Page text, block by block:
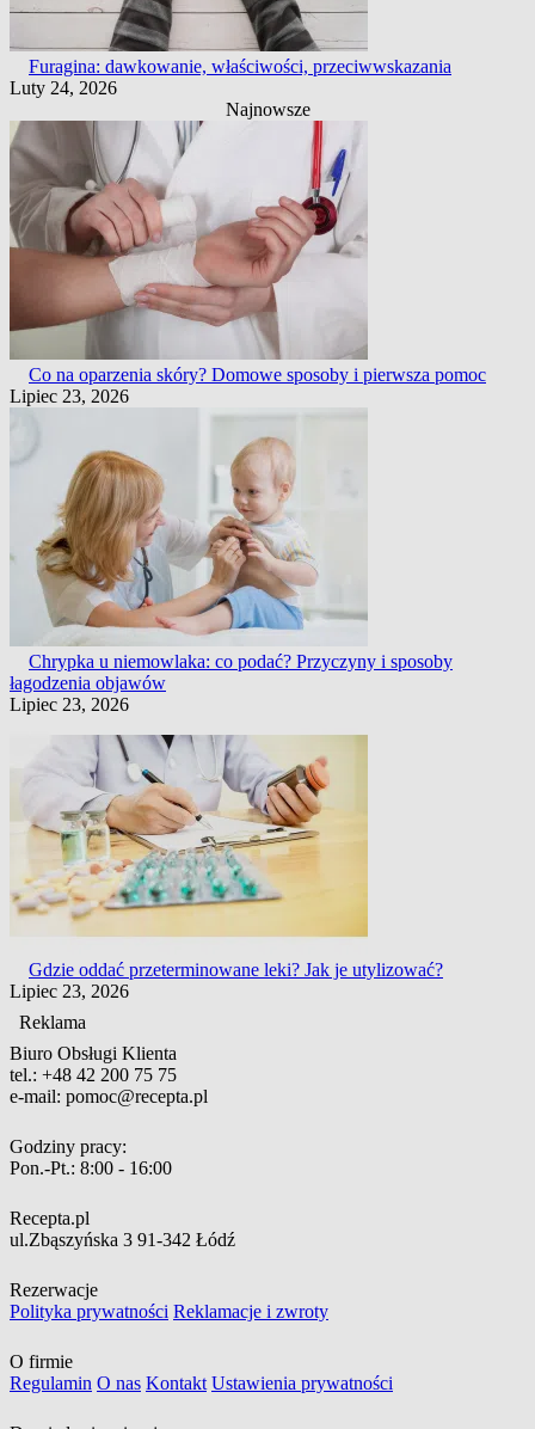
Furagina: dawkowanie, właściwości, przeciwwskazania
Luty 24, 2026
Najnowsze
Co na oparzenia skóry? Domowe sposoby i pierwsza pomoc
Lipiec 23, 2026
Chrypka u niemowlaka: co podać? Przyczyny i sposoby
łagodzenia objawów
Lipiec 23, 2026
Gdzie oddać przeterminowane leki? Jak je utylizować?
Lipiec 23, 2026
Reklama
Biuro Obsługi Klienta
tel.: +48 42 200 75 75
e-mail: pomoc@recepta.pl
Godziny pracy:
Pon.-Pt.: 8:00 - 16:00
Recepta.pl
ul.Zbąszyńska 3 91-342 Łódź
Rezerwacje
Polityka prywatności Reklamacje i zwroty
O firmie
Regulamin O nas Kontakt Ustawienia prywatności